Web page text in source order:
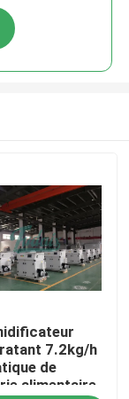
7.2kg/h
de
alimentaire